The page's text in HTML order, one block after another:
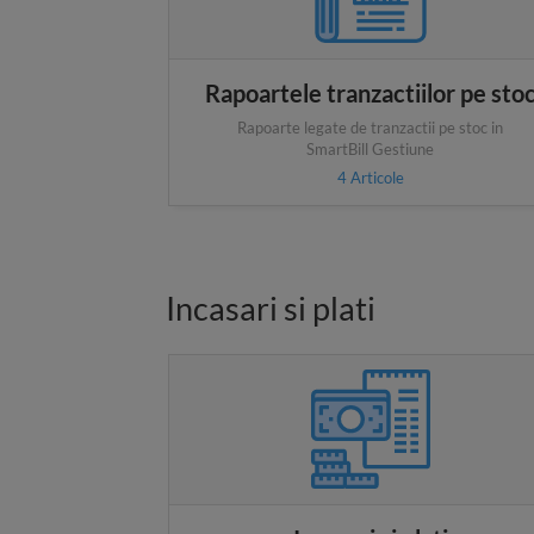
Rapoartele tranzactiilor pe
Rapoarte legate de tranzactii pe stoc in
SmartBill Gestiune
4Articole
Incasari si plati